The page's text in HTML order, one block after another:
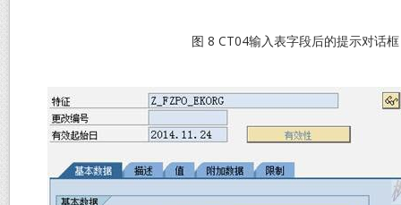
图 8 CT04输入表字段后的提示对话框